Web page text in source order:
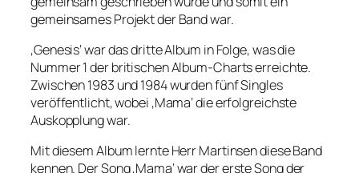
gemeinsames Projekt der Band war.
‚Genesis‘ war das dritte Album in Folge, was die
Nummer 1 der britischen Album-Charts erreichte.
Zwischen 1983 und 1984 wurden fünf Singles
veröffentlicht, wobei ‚Mama‘ die erfolgreichste
Auskopplung war.
Mit diesem Album lernte Herr Martinsen diese Band
kennen. Der Song ‚Mama‘ war der erste Song der